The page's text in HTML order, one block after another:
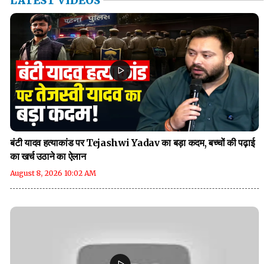
बंटी यादव हत्याकांड पर Tejashwi Yadav का बड़ा कदम, बच्चों की पढ़ाई
का खर्च उठाने का ऐलान
August 8, 2026 10:02 AM